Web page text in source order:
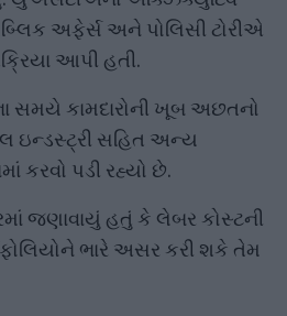
અફેર્સ અને પોલિસી ટોરીએ
આપી હતી.
સમયે કામદારોની ખૂબ અછતનો
ઇન્ડસ્ટ્રી સહિત અન્ય
કરવો પડી રહ્યો છે.
જણાવાયું હતું કે લેબર કોસ્ટની
ભારે અસર કરી શકે તેમ